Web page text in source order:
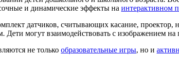
и динамические эффекты на интерактивном
датчиков, считывающих касание,
могут взаимодействовать с изображением
не только образовательные игры, но и